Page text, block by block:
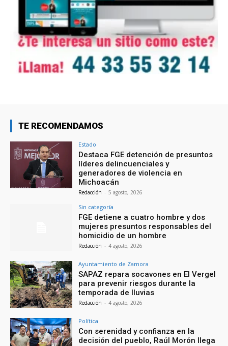
TE RECOMENDAMOS
Estado
Destaca FGE detención de presuntos
líderes delincuenciales y
generadores de violencia en
Michoacán
Redacción - 5 agosto, 2026
Sin categoría
FGE detiene a cuatro hombre y dos
mujeres presuntos responsables del
homicidio de un hombre
Redacción - 4 agosto, 2026
Ayuntamiento de Zamora
SAPAZ repara socavones en El Vergel
para prevenir riesgos durante la
temporada de lluvias
Redacción - 4 agosto, 2026
Política
Con serenidad y confianza en la
decisión del pueblo, Raúl Morón llega